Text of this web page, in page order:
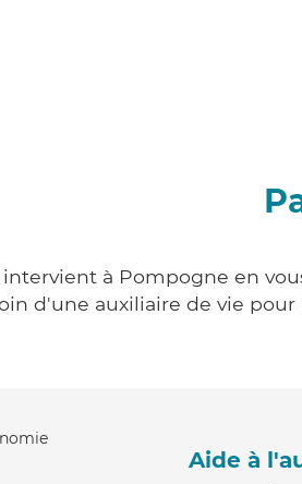
intervient à Pompogne en
d'une auxiliaire de vie
Aide à